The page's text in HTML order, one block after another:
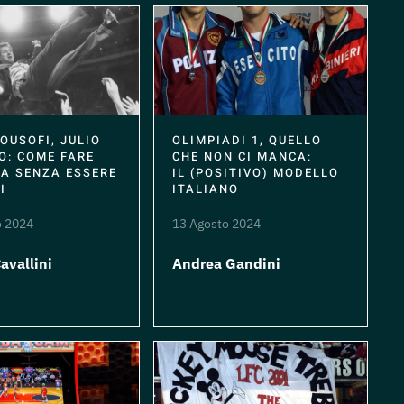
JULIO
COME FARE
SENZA ESSERE
2024
OLIMPIADI 1, QUELLO
CHE NON CI MANCA:
IL (POSITIVO) MODELLO
ITALIANO
13 Agosto 2024
Andrea Gandini